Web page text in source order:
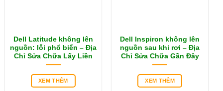
Dell Latitude không lên
nguồn: lỗi phổ biến – Địa
Chỉ Sửa Chữa Lấy Liền
XEM THÊM
Dell Inspiron không lên
nguồn sau khi rơi – Địa
Chỉ Sửa Chữa Gần Đây
XEM THÊM